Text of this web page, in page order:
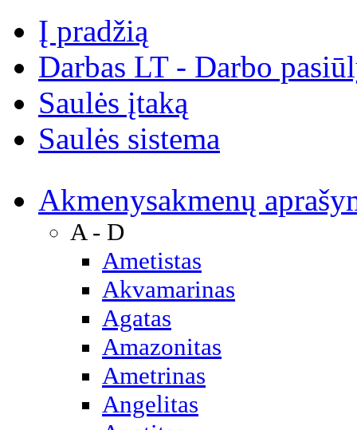
Į pradžią
Darbas LT - Darbo
Saulės įtaką
Saulės sistema
Akmenysakmenų
A - D
Ametistas
Akvamarinas
Agatas
Amazonitas
Ametrinas
Angelitas